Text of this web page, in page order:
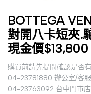
BOTTEGA
對開八卡短夾.
現金價$13,800
購買前請先提問確認是否
04-23781880 辦公室/客
04-23763092 台中門市店